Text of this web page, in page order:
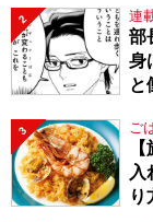
2 連
部
身
と
3 ご
入
り